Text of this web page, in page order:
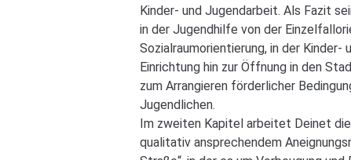
Kinder- und Jugendarbeit. Als Fazit
in der Jugendhilfe von der
Sozialraumorientierung, in der
Einrichtung hin zur Öffnung in den
zum Arrangieren förderlicher
Jugendlichen.
Im zweiten Kapitel arbeitet Deinet
qualitativ ansprechendem